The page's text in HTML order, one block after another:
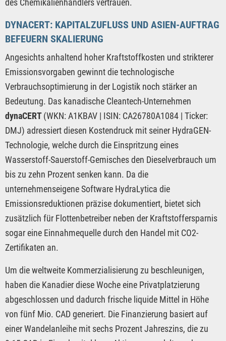
des Chemikalienhändlers vertrauen.
DYNACERT: KAPITALZUFLUSS UND ASIEN-AUFTRAG
BEFEUERN SKALIERUNG
Angesichts anhaltend hoher Kraftstoffkosten und strikterer
Emissionsvorgaben gewinnt die technologische
Verbrauchsoptimierung in der Logistik noch stärker an
Bedeutung. Das kanadische Cleantech-Unternehmen
dynaCERT(WKN: A1KBAV | ISIN: CA26780A1084 | Ticker:
DMJ) adressiert diesen Kostendruck mit seiner HydraGEN-
Technologie, welche durch die Einspritzung eines
Wasserstoff-Sauerstoff-Gemisches den Dieselverbrauch um
bis zu zehn Prozent senken kann. Da die
unternehmenseigene Software HydraLytica die
Emissionsreduktionen präzise dokumentiert, bietet sich
zusätzlich für Flottenbetreiber neben der Kraftstoffersparnis
sogar eine Einnahmequelle durch den Handel mit CO2-
Zertifikaten an.
Um die weltweite Kommerzialisierung zu beschleunigen,
haben die Kanadier diese Woche eine Privatplatzierung
abgeschlossen und dadurch frische liquide Mittel in Höhe
von fünf Mio. CAD generiert. Die Finanzierung basiert auf
einer Wandelanleihe mit sechs Prozent Jahreszins, die zu